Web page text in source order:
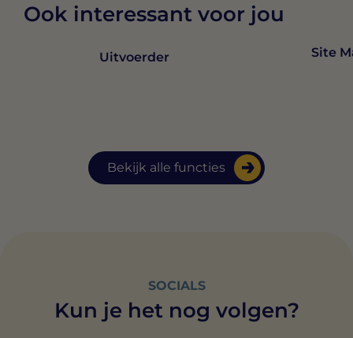
Ook interessant voor jou
Bekijk alle functies
Uitvoerder Site
SOCIALS
Kun je het nog volgen?